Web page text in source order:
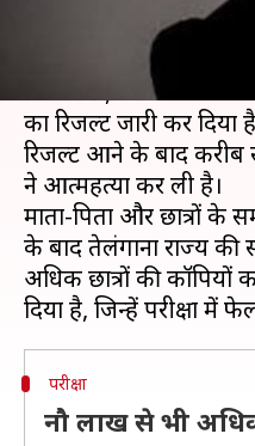
तेलंगाना बोर्ड ऑफ
18 अप्रैल, 2019 को 12वीं
का रिजल्ट जारी कर दिया
रिजल्ट आने के बाद करीब
ने आत्महत्या कर ली है।
माता-पिता और छात्रों के
के बाद तेलंगाना राज्य
अधिक छात्रों की
परीक्षा
नौ लाख से भी अधिक